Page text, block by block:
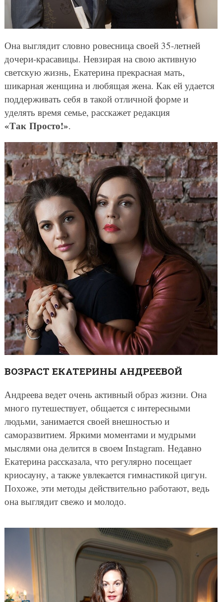
Она выглядит словно ровесница своей 35-летней
дочери-красавицы. Невзирая на свою активную
светскую жизнь, Екатерина прекрасная мать,
шикарная женщина и любящая жена. Как ей удается
поддерживать себя в такой отличной форме и
уделять время семье, расскажет редакция
«Так Просто!».
ВОЗРАСТ ЕКАТЕРИНЫ АНДРЕЕВОЙ
Андреева ведет очень активный образ жизни. Она
много путешествует, общается с интересными
людьми, занимается своей внешностью и
саморазвитием. Яркими моментами и мудрыми
мыслями она делится в своем Instagram. Недавно
Екатерина рассказала, что регулярно посещает
криосауну, а также увлекается гимнастикой цигун.
Похоже, эти методы действительно работают, ведь
она выглядит свежо и молодо.